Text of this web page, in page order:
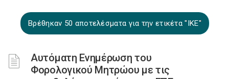
Βρέθηκαν 50 αποτελέσματα για την ετικέτα "ΙΚΕ"
Αυτόματη Ενημέρωση του
Φορολογικού Μητρώου με τις